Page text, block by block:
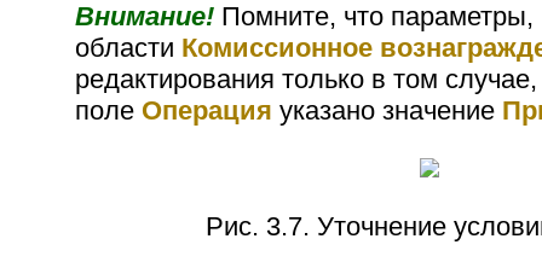
Внимание! Помните, что параметры,
области Комиссионное
редактирования только в том
поле Операция указано значение
Рис. 3.7. Уточнение